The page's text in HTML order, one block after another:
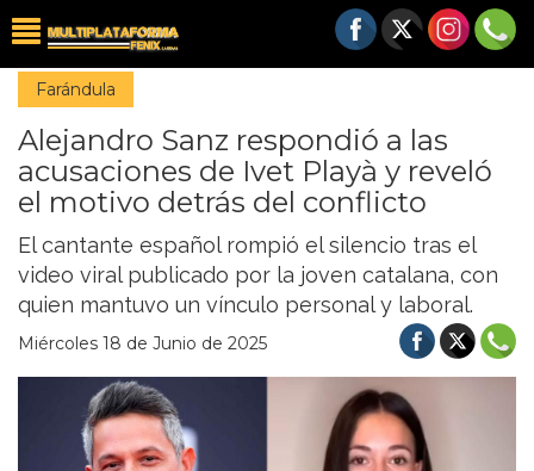
Farándula
Alejandro Sanz respondió a las
acusaciones de Ivet Playà y reveló
el motivo detrás del conflicto
El cantante español rompió el silencio tras el
video viral publicado por la joven catalana, con
quien mantuvo un vínculo personal y laboral.
Miércoles 18 de Junio de 2025